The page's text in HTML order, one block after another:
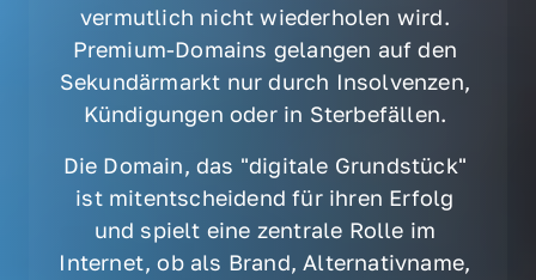
vermutlich nicht wiederholen wird.
Premium-Domains gelangen auf den
Sekundärmarkt nur durch Insolvenzen,
Kündigungen oder in Sterbefällen.
Die Domain, das "digitale Grundstück"
ist mitentscheidend für ihren Erfolg
und spielt eine zentrale Rolle im
Internet, ob als Brand, Alternativname,